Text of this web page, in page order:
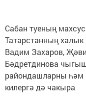
Сабан туеның
Татарстанның
Вадим Захаров,
Бәдретдинова
райондашларны һәм
килергә дә чакыра